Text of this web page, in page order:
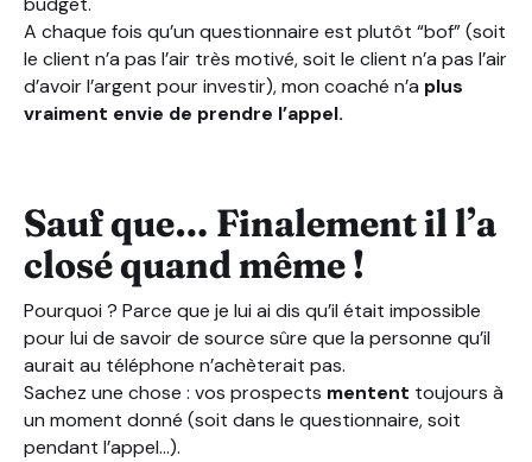
A chaque fois qu’un questionnaire est plutôt “bof” (soit
le client n’a pas l’air très motivé, soit le client n’a pas l’air
d’avoir l’argent pour investir), mon coaché n’a plus
vraiment envie de prendre l’appel.
Sauf que… Finalement il l’a
closé quand même !
Pourquoi ? Parce que je lui ai dis qu’il était impossible
pour lui de savoir de source sûre que la personne qu’il
aurait au téléphone n’achèterait pas.
Sachez une chose : vos prospects mentent toujours à
un moment donné (soit dans le questionnaire, soit
pendant l’appel…).